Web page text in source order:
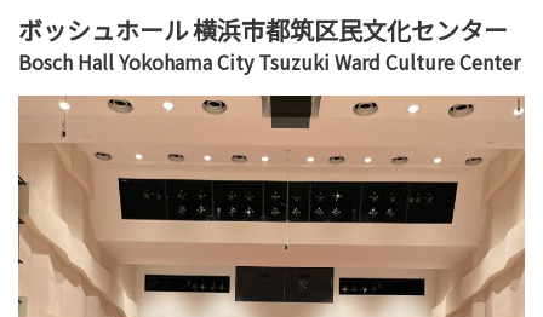
へ
ン
ク
へ
ス
キ
ボッシュホール 横浜市都筑区民文化センター
Bosch Hall Yokohama City Tsuzuki Ward Culture Center